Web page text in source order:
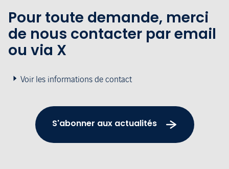
Pour toute demande, merci
de nous contacter par email
ou via X
Voir les informations de contact
S'abonner aux actualités